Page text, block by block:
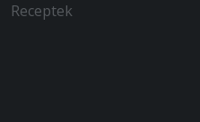
Receptek